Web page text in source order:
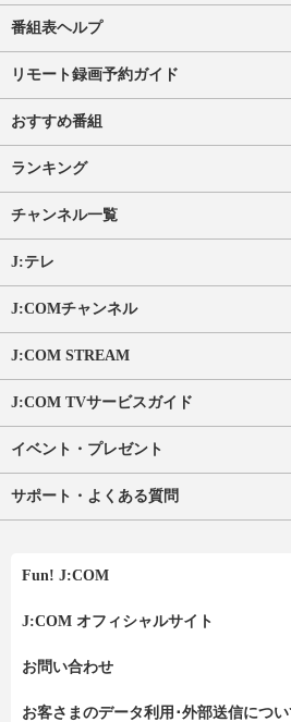
番組表ヘルプ
リモート録画予約ガイド
おすすめ番組
ランキング
チャンネル一覧
J:テレ
J:COMチャンネル
J:COM STREAM
J:COM TVサービスガイド
イベント・プレゼント
サポート・よくある質問
Fun! J:COM
J:COM オフィシャルサイト
お問い合わせ
お客さまのデータ利用･外部送信につい